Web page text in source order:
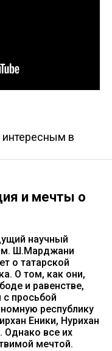
в
и мечты о
научный
Ш.Марджани
о татарской
О том, как они,
и равенстве,
с просьбой
республику
Еники, Нурихан
Однако все их
мечтой.